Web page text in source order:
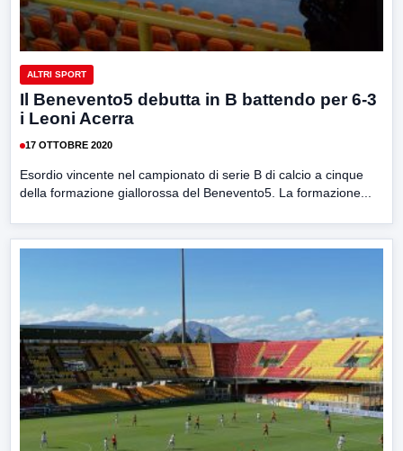
ALTRI SPORT
Il Benevento5 debutta in B battendo per 6-3
i Leoni Acerra
17 OTTOBRE 2020
Esordio vincente nel campionato di serie B di calcio a cinque
della formazione giallorossa del Benevento5. La formazione...